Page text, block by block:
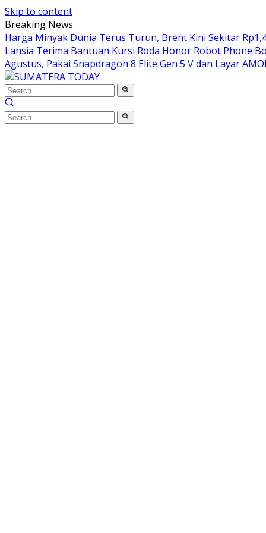
Skip to content
Breaking News
Harga Minyak Dunia Terus Turun, Brent Kini Sekitar
Lansia Terima Bantuan Kursi Roda Honor Robot Phone
Agustus, Pakai Snapdragon 8 Elite Gen 5 V dan Layar